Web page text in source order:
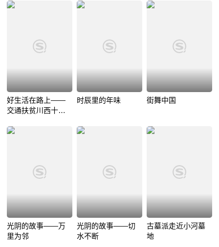
好生活在路上——
交通扶贫川西十二
时辰里的年味 街舞中国
光阴的故事——万
里为邻
光阴的故事——切
水不断
古墓派走近小河墓
地